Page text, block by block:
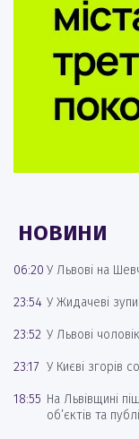
НОВИНИ
06:20 У Львові на
23:54 У Жидачеві
23:52 У Львові
23:17 У Києві згорів
18:55 На Львівщині
об’єктів та